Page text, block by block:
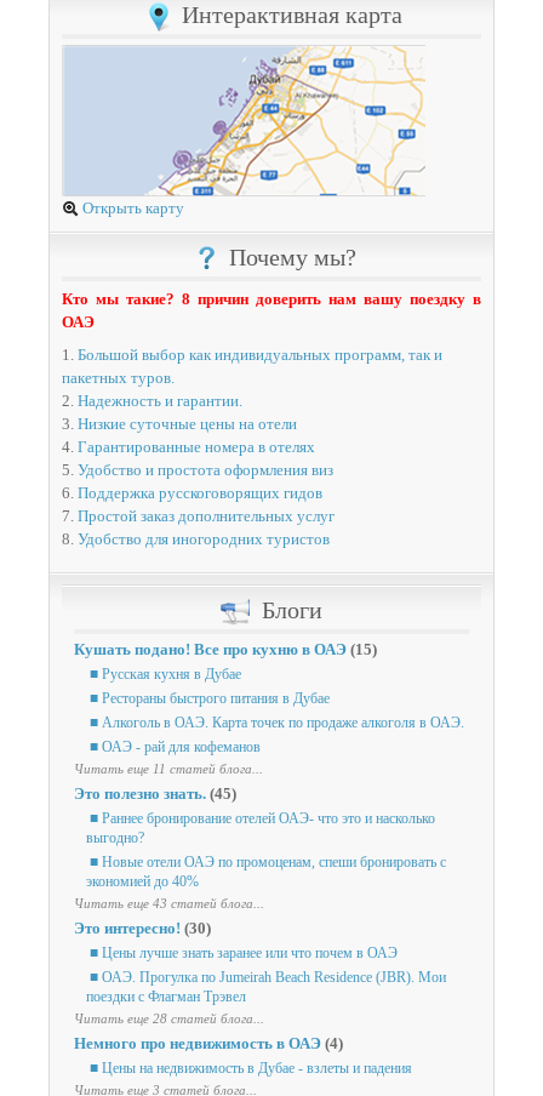
Интерактивная карта
Открыть карту
Почему мы?
Кто мы такие? 8 причин доверить нам вашу поездку в
ОАЭ
1. Большой выбор как индивидуальных программ, так и
пакетных туров.
2. Надежность и гарантии.
3. Низкие суточные цены на отели
4. Гарантированные номера в отелях
5. Удобство и простота оформления виз
6. Поддержка русскоговорящих гидов
7. Простой заказ дополнительных услуг
8. Удобство для иногородних туристов
Блоги
Кушать подано! Все про кухню в ОАЭ (15)
■ Русская кухня в Дубае
■ Рестораны быстрого питания в Дубае
■ Алкоголь в ОАЭ. Карта точек по продаже алкоголя в ОАЭ.
■ ОАЭ - рай для кофеманов
Читать еще 11 статей блога...
Это полезно знать. (45)
■ Раннее бронирование отелей ОАЭ- что это и насколько
выгодно?
■ Новые отели ОАЭ по промоценам, спеши бронировать с
экономией до 40%
Читать еще 43 статей блога...
Это интересно! (30)
■ Цены лучше знать заранее или что почем в ОАЭ
■ ОАЭ. Прогулка по Jumeirah Beach Residence (JBR). Мои
поездки с Флагман Трэвел
Читать еще 28 статей блога...
Немного про недвижимость в ОАЭ (4)
■ Цены на недвижимость в Дубае - взлеты и падения
Читать еще 3 статей блога...